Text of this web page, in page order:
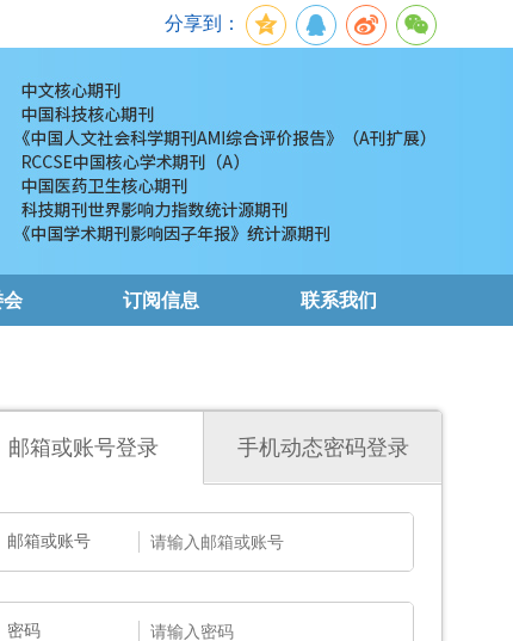
分享到：
会 订阅信息 联系我们
邮箱或账号登录 手机动态密码登录
邮箱或账号
密码